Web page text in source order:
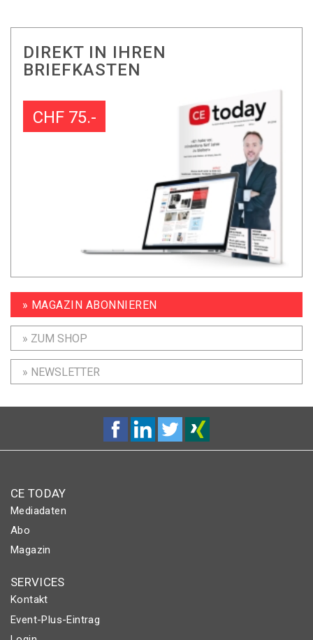
DIREKT IN IHREN
BRIEFKASTEN
CHF 75.-
» MAGAZIN ABONNIEREN
» ZUM SHOP
» NEWSLETTER
CE TODAY
Mediadaten
Abo
Magazin
SERVICES
Kontakt
Event-Plus-Eintrag